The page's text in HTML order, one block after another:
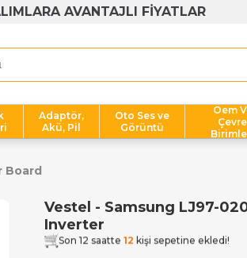
TL ÜZERİ ÜCRETSİZ KARGO
Adaptör,
Akü, Pil
Oto Ses ve
Görüntü
Oem
Çevre
Board
Vestel - Samsung LJ97-
Inverter
Son 12 saatte 12 kişi sepetine ekledi!